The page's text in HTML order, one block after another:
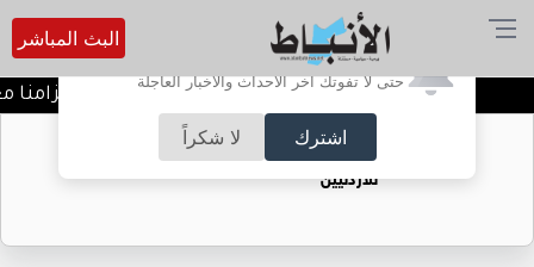
أترغب في تفعيل الإشعارات؟
حتى لا تفوتك آخر الأحداث والأخبار العاجلة
اشترك لا شكراً
البث المباشر
خطة أمنية ومرورية شاملة تزامنا مع
حقل الريشة حين يتحول الغاز إلى فرص عمل
للأردنيين